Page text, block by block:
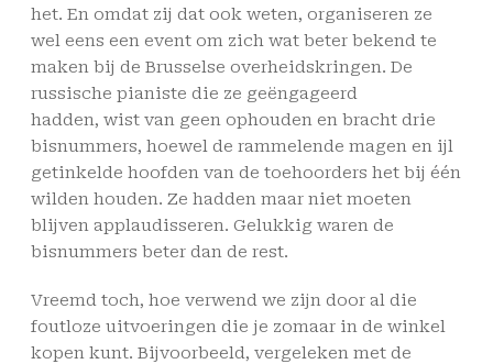
het. En omdat zij dat ook weten, organiseren ze
wel eens een event om zich wat beter bekend te
maken bij de Brusselse overheidskringen. De
russische pianiste die ze geëngageerd
hadden, wist van geen ophouden en bracht drie
bisnummers, hoewel de rammelende magen en ijl
getinkelde hoofden van de toehoorders het bij één
wilden houden. Ze hadden maar niet moeten
blijven applaudisseren. Gelukkig waren de
bisnummers beter dan de rest.
Vreemd toch, hoe verwend we zijn door al die
foutloze uitvoeringen die je zomaar in de winkel
kopen kunt. Bijvoorbeeld, vergeleken met de